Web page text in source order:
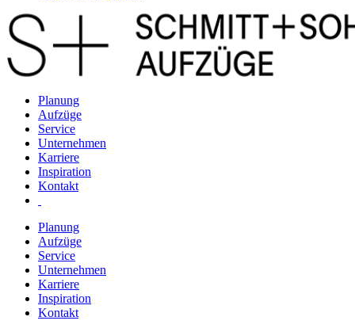
Planung
Aufzüge
Service
Unternehmen
Karriere
Inspiration
Kontakt
Planung
Aufzüge
Service
Unternehmen
Karriere
Inspiration
Kontakt